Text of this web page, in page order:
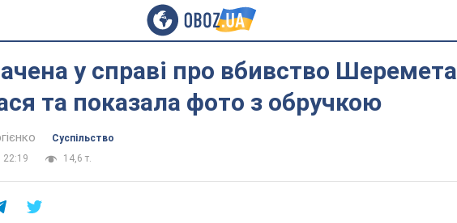
у справі про вбивство Шеремета
та показала фото з обручкою
Суспільство
22:19
14,6 т.